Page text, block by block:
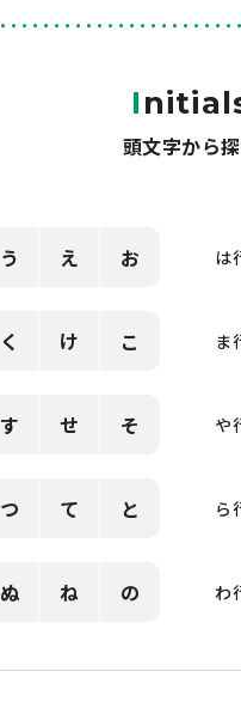
I
頭文字から
う え お
く け こ
す せ そ
つ て と
ぬ ね の
は
ま
や
ら
わ